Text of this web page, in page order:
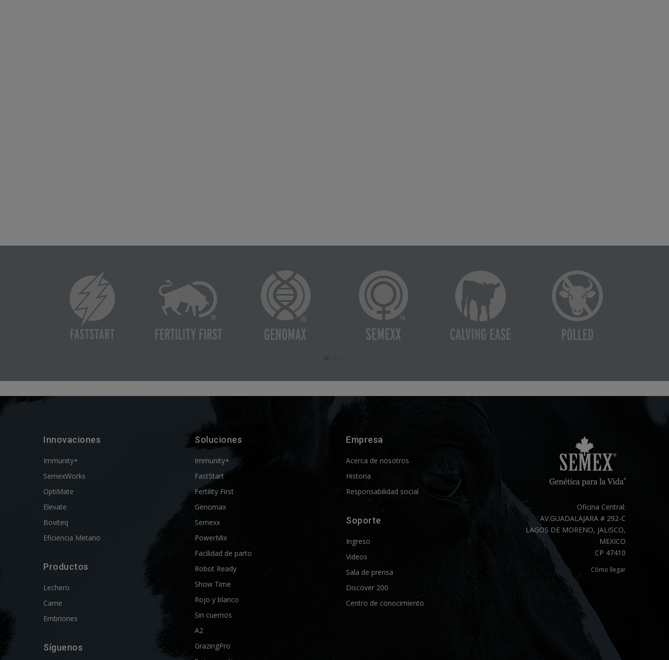
Innovaciones
Immunity+
SemexWorks
OptiMate
Elevate
Boviteq
Eficiencia Metano
Productos
Lechero
Carne
Embriones
Síguenos
Soluciones
Immunity+
FastStart
Fertility First
Genomax
Semexx
PowerMix
Facilidad de parto
Robot Ready
Show Time
Rojo y blanco
Sin cuernos
A2
GrazingPro
Empresa
Acerca de nosotros
Historia
Responsabilidad social
Soporte
Ingreso
Videos
Sala de prensa
Discover 200
Centro de conocimiento
Oficina Central:
AV.GUADALAJARA # 292-C
LAGOS DE MORENO, JALISCO,
MEXICO
CP 47410
Cómo llegar